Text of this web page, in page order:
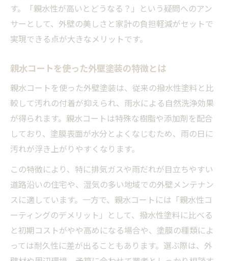
す。「親水性が高いとどうなる？」という疑問へのアン
サーとして、外壁の美しさと家計の負担軽減がセットで
実現できる点が大きなメリットです。
親水コートを使った外壁塗装の特徴とは
親水コートを使った外壁塗装は、従来の撥水性塗料と比
較して汚れの付着が抑えられ、雨水による自然洗浄効果
が得られます。親水コートは特殊な樹脂や添加剤を配合
しており、塗膜表面が水分とよくなじむため、雨の日に
汚れが浮き上がりやすくなります。
この特徴により、特に排気ガスや雨だれが目立ちやすい
道路沿いの住宅や、湿気の多い地域での外壁メンテナン
スに適しています。一方で、親水コートには「親水性コ
ーティングのデメリット」として、撥水性塗料に比べる
と初期コストがやや高めになる場合や、塗膜の種類によ
っては耐久性に差が出ることもあります。選ぶ際は、外